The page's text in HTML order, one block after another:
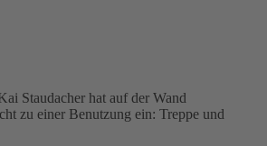
Staudacher hat auf der Wand
zu einer Benutzung ein: Treppe und